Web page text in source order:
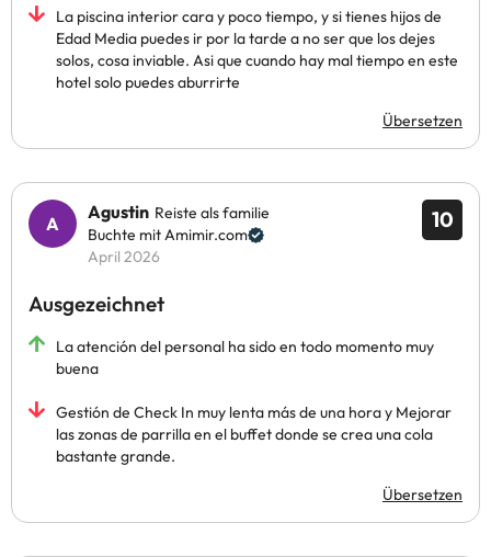
La piscina interior cara y poco tiempo, y si tienes hijos de
Edad Media puedes ir por la tarde a no ser que los dejes
solos, cosa inviable. Asi que cuando hay mal tiempo en este
hotel solo puedes aburrirte
Übersetzen
10
Agustin Reiste als familie
Buchte mit Amimir.com
April 2026
Ausgezeichnet
La atención del personal ha sido en todo momento muy
buena
Gestión de Check In muy lenta más de una hora y Mejorar
las zonas de parrilla en el buffet donde se crea una cola
bastante grande.
Übersetzen